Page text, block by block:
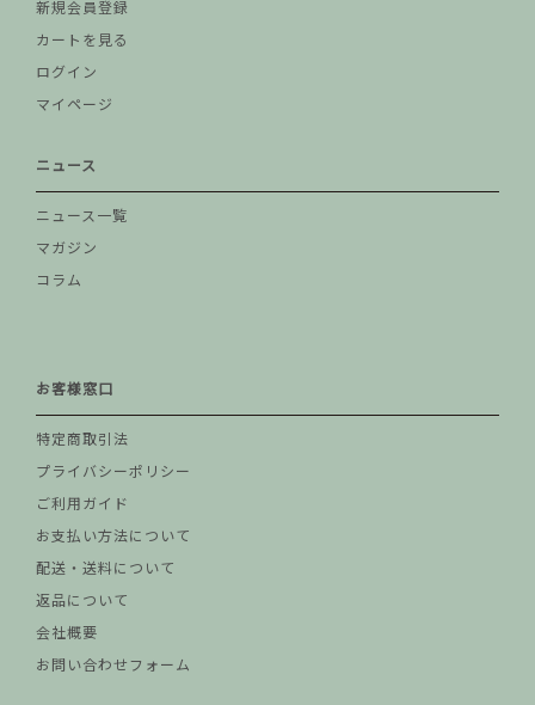
新規会員登録
カートを見る
ログイン
マイページ
ニュース
ニュース一覧
マガジン
コラム
お客様窓口
特定商取引法
プライバシーポリシー
ご利用ガイド
お支払い方法について
配送・送料について
返品について
会社概要
お問い合わせフォーム